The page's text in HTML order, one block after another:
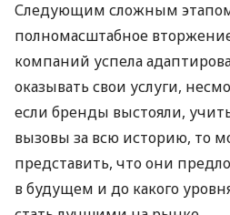
Следующим сложным
полномасштабное
компаний успела
оказывать свои услуги,
если бренды выстояли,
вызовы за всю историю, то
представить, что они
в будущем и до какого